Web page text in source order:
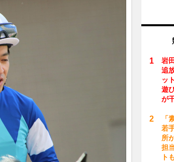
岩
追
ッ
遊
が
「
若
所
担
ト